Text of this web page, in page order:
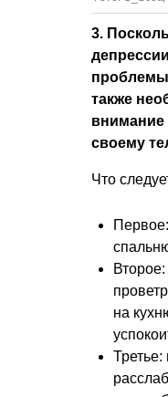
3.
также
внимание
своему
Что
на
Третье: